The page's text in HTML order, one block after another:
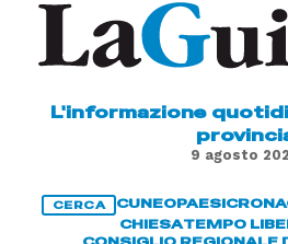
L'informazione
9 agosto
CERCA CUNEOPAESI
CHIESATEMPO